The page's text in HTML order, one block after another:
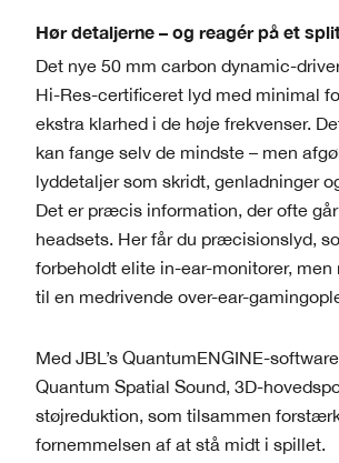
Hør detaljerne – og reagér på et
Det nye 50 mm carbon dynamic-
Hi-Res-certificeret lyd med minimal
ekstra klarhed i de høje frekvenser.
kan fange selv de mindste – men
lyddetaljer som skridt, genladninger
Det er præcis information, der ofte
headsets. Her får du præcisionslyd,
forbeholdt elite in-ear-monitorer,
til en medrivende over-ear-
Med JBL’s QuantumENGINE-
Quantum Spatial Sound, 3D-
støjreduktion, som tilsammen
fornemmelsen af at stå midt i spillet.